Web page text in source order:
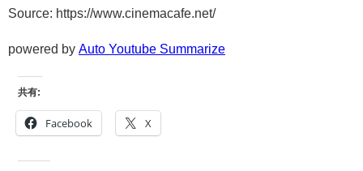
Source: https://www.cinemacafe.net/
powered by Auto Youtube Summarize
共有:
Facebook X